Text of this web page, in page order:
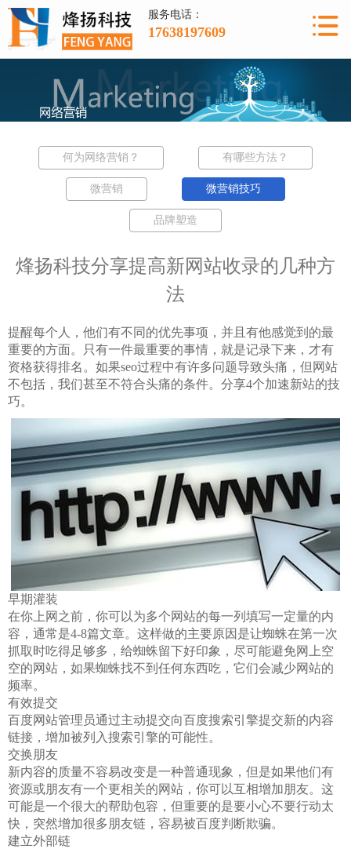
服务电话：
17638197609
何为网络营销？ 有哪些方法？
微营销 微营销技巧
品牌塑造
烽扬科技分享提高新网站收录的几种方
法
提醒每个人，他们有不同的优先事项，并且有他感觉到的最
重要的方面。只有一件最重要的事情，就是记录下来，才有
资格获得排名。如果seo过程中有许多问题导致头痛，但网站
不包括，我们甚至不符合头痛的条件。分享4个加速新站的技
巧。
早期灌装
在你上网之前，你可以为多个网站的每一列填写一定量的内
容，通常是4-8篇文章。这样做的主要原因是让蜘蛛在第一次
抓取时吃得足够多，给蜘蛛留下好印象，尽可能避免网上空
空的网站，如果蜘蛛找不到任何东西吃，它们会减少网站的
频率。
有效提交
百度网站管理员通过主动提交向百度搜索引擎提交新的内容
链接，增加被列入搜索引擎的可能性。
交换朋友
新内容的质量不容易改变是一种普通现象，但是如果他们有
资源或朋友有一个更相关的网站，你可以互相增加朋友。这
可能是一个很大的帮助包容，但重要的是要小心不要行动太
快，突然增加很多朋友链，容易被百度判断欺骗。
建立外部链